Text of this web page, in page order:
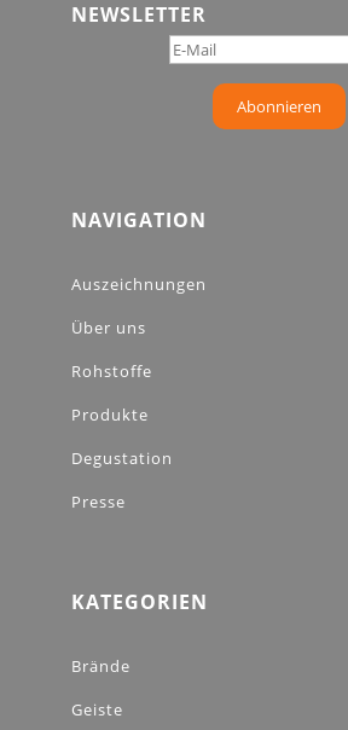
NEWSLETTER
Abonnieren
NAVIGATION
Auszeichnungen
Über uns
Rohstoffe
Produkte
Degustation
Presse
KATEGORIEN
Brände
Geiste